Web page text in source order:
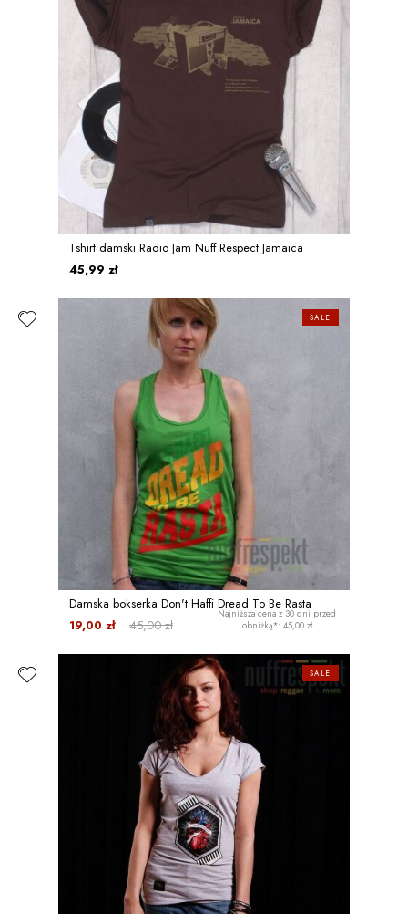
Tshirt damski Radio Jam Nuff Respect Jamaica
45,99 zł
Damska bokserka Don't Haffi Dread To Be Rasta
45,00 zł
19,00 zł
Najniższa cena z 30 dni przed
obniżką*: 45,00 zł
SALE
SALE